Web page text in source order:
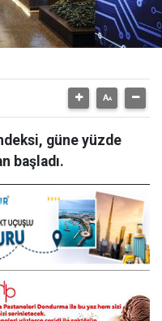
güne yüzde
başladı.